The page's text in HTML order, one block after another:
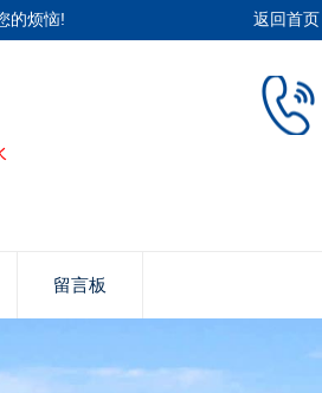
的烦恼! 返回首页
留言板